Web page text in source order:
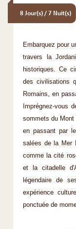
8 Jour(s) / 7 Nuit(s)
Embarquez pour
travers la
historiques. Ce
des civilisations
Romains, en
Imprégnez-vous
sommets du Mont
en passant par
salées de la Mer
comme la cité
et la citadelle
légendaire de
expérience
ponctuée de